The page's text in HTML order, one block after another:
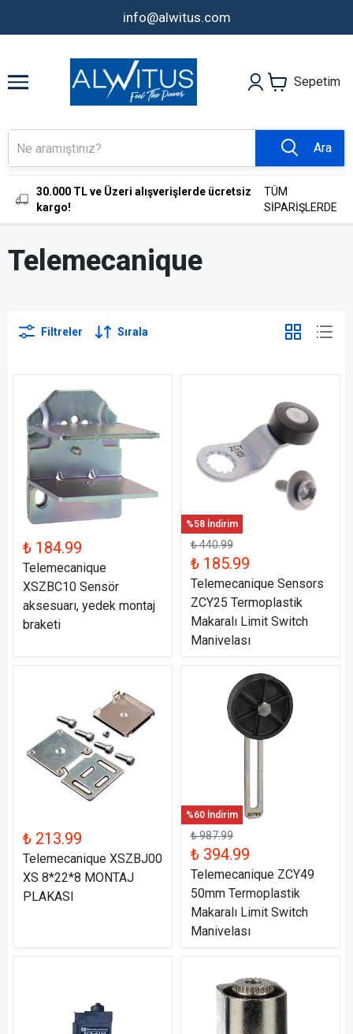
info@alwitus.com
Sepetim
Ara
30.000 TL ve Üzeri alışverişlerde ücretsiz
kargo!
TÜM
SİPARİŞLERDE
Telemecanique
Filtreler Sırala
₺ 184.99
Telemecanique
XSZBC10 Sensör
aksesuarı, yedek montaj
braketi
%58 İndirim
₺ 440.99
₺ 185.99
Telemecanique Sensors
ZCY25 Termoplastik
Makaralı Limit Switch
Manivelası
₺ 213.99
Telemecanique XSZBJ00
XS 8*22*8 MONTAJ
PLAKASI
%60 İndirim
₺ 987.99
₺ 394.99
Telemecanique ZCY49
50mm Termoplastik
Makaralı Limit Switch
Manivelası